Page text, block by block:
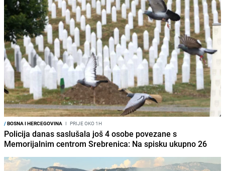
/BOSNA I HERCEGOVINA I PRIJE OKO 1H
Policija danas saslušala još 4 osobe povezane s
Memorijalnim centrom Srebrenica: Na spisku ukupno 26